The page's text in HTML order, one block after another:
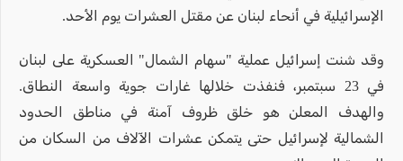
الإسرائيلية في أنحاء لبنان عن مقتل العشرات يوم الأحد.
وقد شنت إسرائيل عملية "سهام الشمال" العسكرية على لبنان
في 23 سبتمبر، فنفذت خلالها غارات جوية واسعة النطاق.
والهدف المعلن هو خلق ظروف آمنة في مناطق الحدود
الشمالية لإسرائيل حتى يتمكن عشرات الآلاف من السكان من